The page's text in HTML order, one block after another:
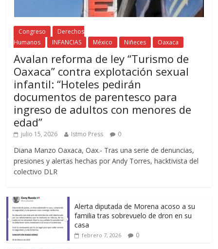
Congreso
Derechos
Humanos
INFANCIAS México Niñeces Oaxaca
Avalan reforma de ley “Turismo de
Oaxaca” contra explotación sexual
infantil: “Hoteles pedirán
documentos de parentesco para
ingreso de adultos con menores de
edad”
julio 15, 2026 Istmo Press 0
Diana Manzo Oaxaca, Oax.- Tras una serie de denuncias,
presiones y alertas hechas por Andy Torres, hacktivista del
colectivo DLR
Alerta diputada de Morena acoso a su
familia tras sobrevuelo de dron en su
casa
febrero 7, 2026 0